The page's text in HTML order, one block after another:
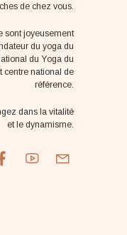
de chez vous.
sont joyeusement
du yoga du
du Yoga du
centre national de
référence.
dans la vitalité
et le dynamisme.